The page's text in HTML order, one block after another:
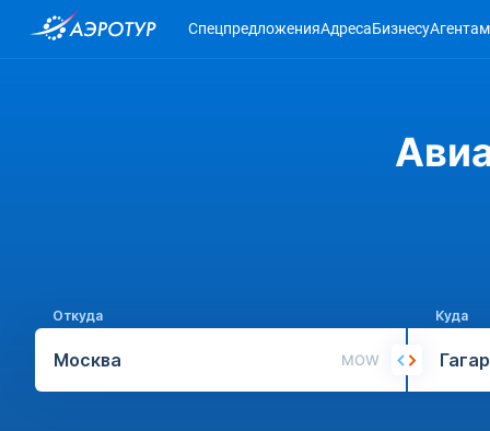
СпецпредложенияАдресаБизнесуАгентам
Откуда
MOW
Куда